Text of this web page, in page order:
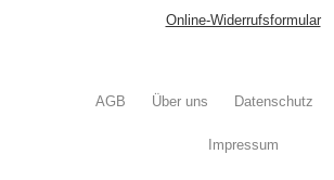
Online-Widerrufsformular
AGB Über uns Datenschutz
Impressum